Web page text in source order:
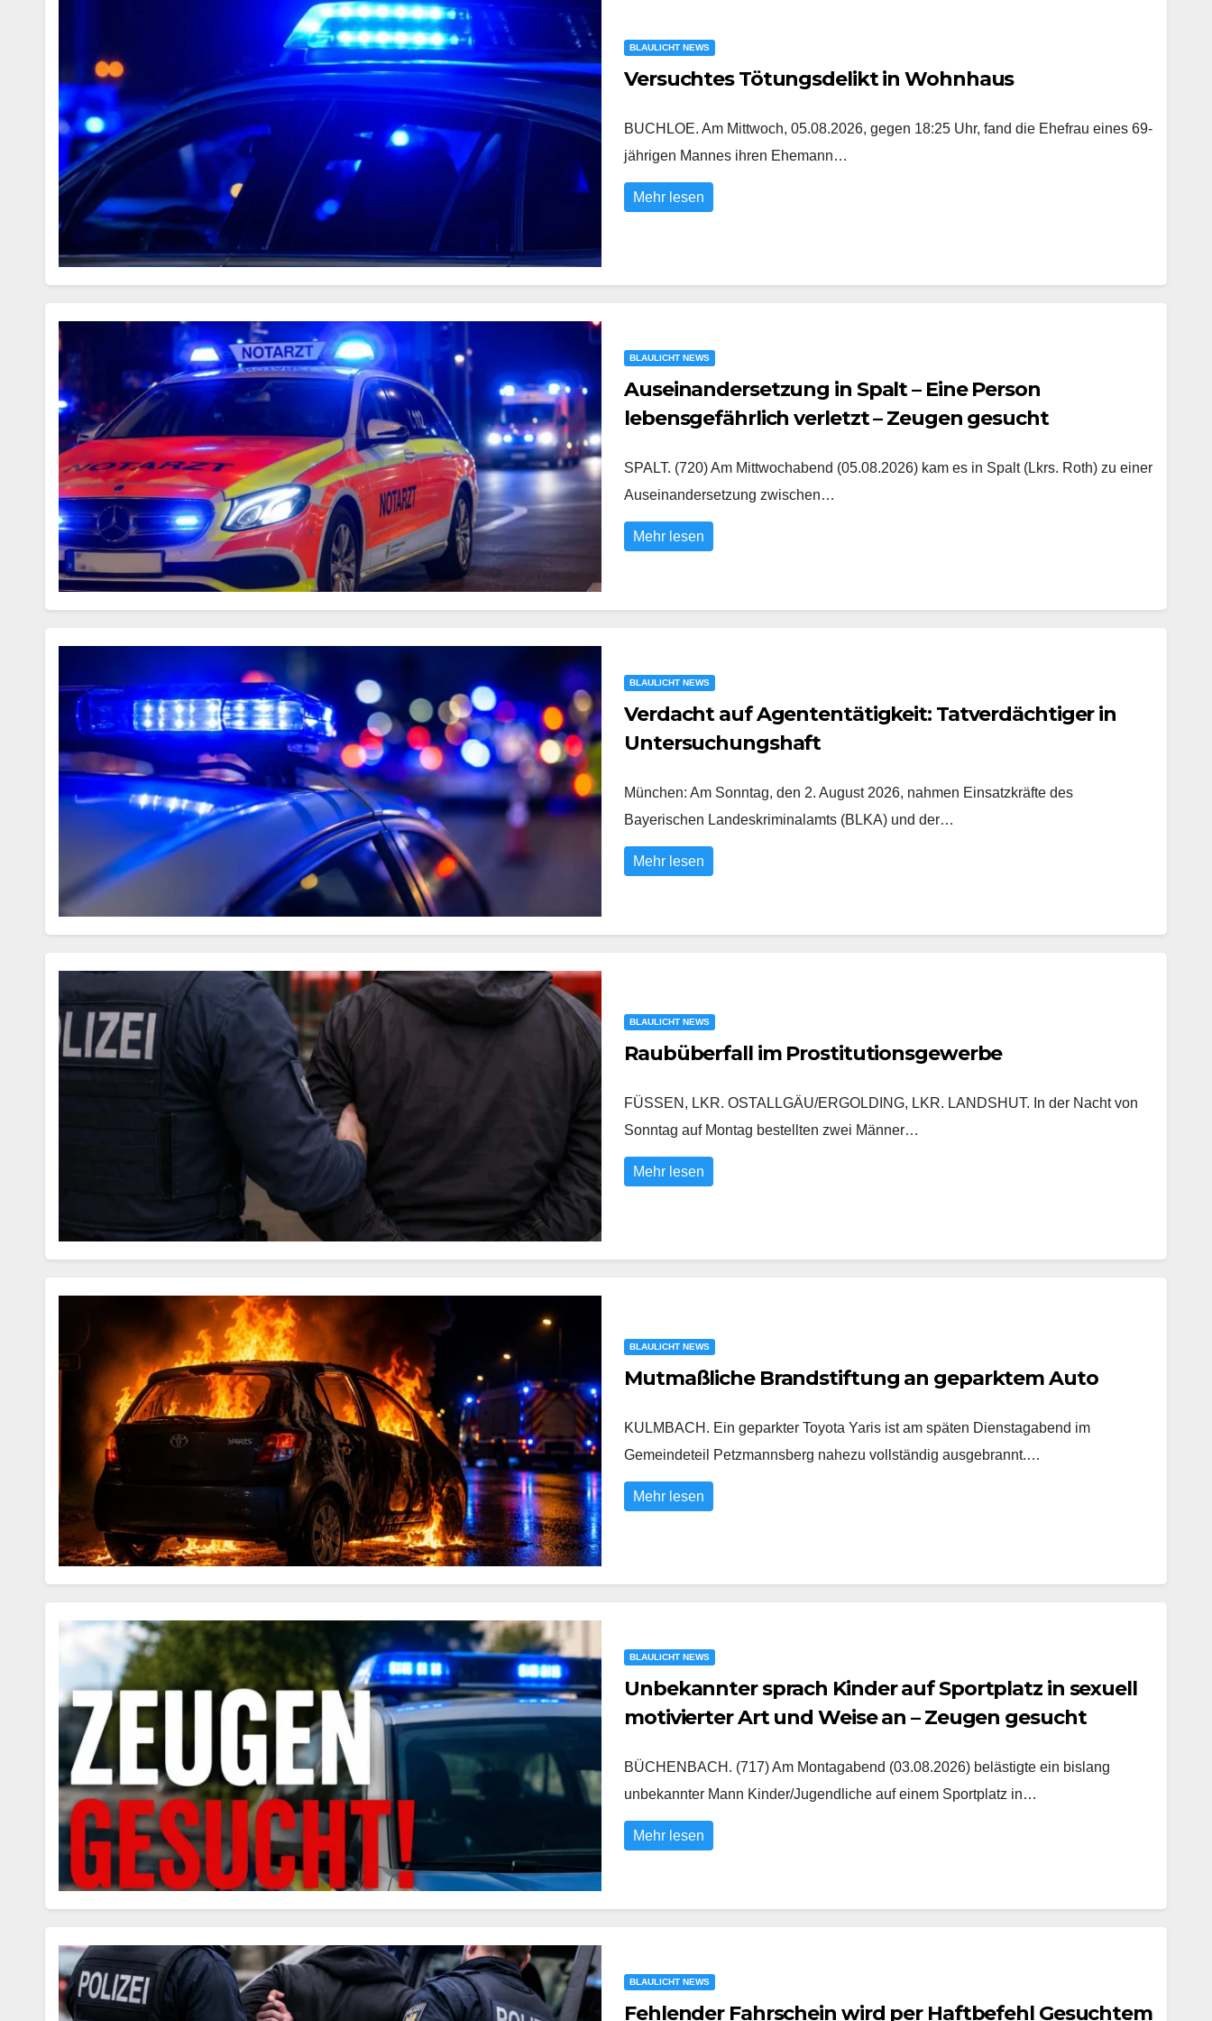
BLAULICHT NEWS
Versuchtes Tötungsdelikt in Wohnhaus
BUCHLOE. Am Mittwoch, 05.08.2026, gegen 18:25 Uhr, fand die Ehefrau eines 69-
jährigen Mannes ihren Ehemann…
Mehr lesen
BLAULICHT NEWS
Auseinandersetzung in Spalt – Eine Person
lebensgefährlich verletzt – Zeugen gesucht
SPALT. (720) Am Mittwochabend (05.08.2026) kam es in Spalt (Lkrs. Roth) zu einer
Auseinandersetzung zwischen…
Mehr lesen
BLAULICHT NEWS
Verdacht auf Agententätigkeit: Tatverdächtiger in
Untersuchungshaft
München: Am Sonntag, den 2. August 2026, nahmen Einsatzkräfte des
Bayerischen Landeskriminalamts (BLKA) und der…
Mehr lesen
BLAULICHT NEWS
Raubüberfall im Prostitutionsgewerbe
FÜSSEN, LKR. OSTALLGÄU/ERGOLDING, LKR. LANDSHUT. In der Nacht von
Sonntag auf Montag bestellten zwei Männer…
Mehr lesen
BLAULICHT NEWS
Mutmaßliche Brandstiftung an geparktem Auto
KULMBACH. Ein geparkter Toyota Yaris ist am späten Dienstagabend im
Gemeindeteil Petzmannsberg nahezu vollständig ausgebrannt.…
Mehr lesen
BLAULICHT NEWS
Unbekannter sprach Kinder auf Sportplatz in sexuell
motivierter Art und Weise an – Zeugen gesucht
BÜCHENBACH. (717) Am Montagabend (03.08.2026) belästigte ein bislang
unbekannter Mann Kinder/Jugendliche auf einem Sportplatz in…
Mehr lesen
BLAULICHT NEWS
Fehlender Fahrschein wird per Haftbefehl Gesuchtem